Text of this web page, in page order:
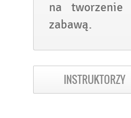
na tworzenie
zabawą.
INSTRUKTORZY